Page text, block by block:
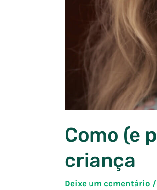
Como (e
criança
Deixe um comentário /